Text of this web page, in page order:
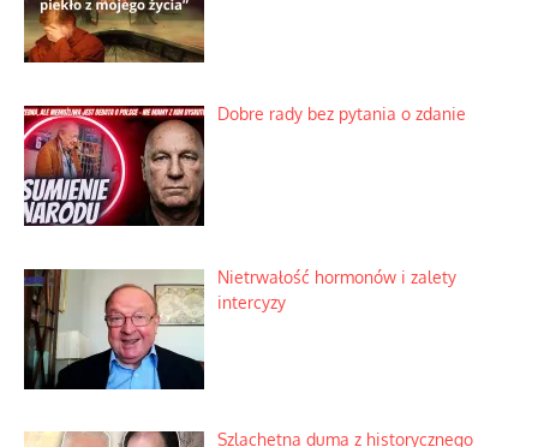
Dobre rady bez pytania o zdanie
Nietrwałość hormonów i zalety
intercyzy
Szlachetna duma z historycznego